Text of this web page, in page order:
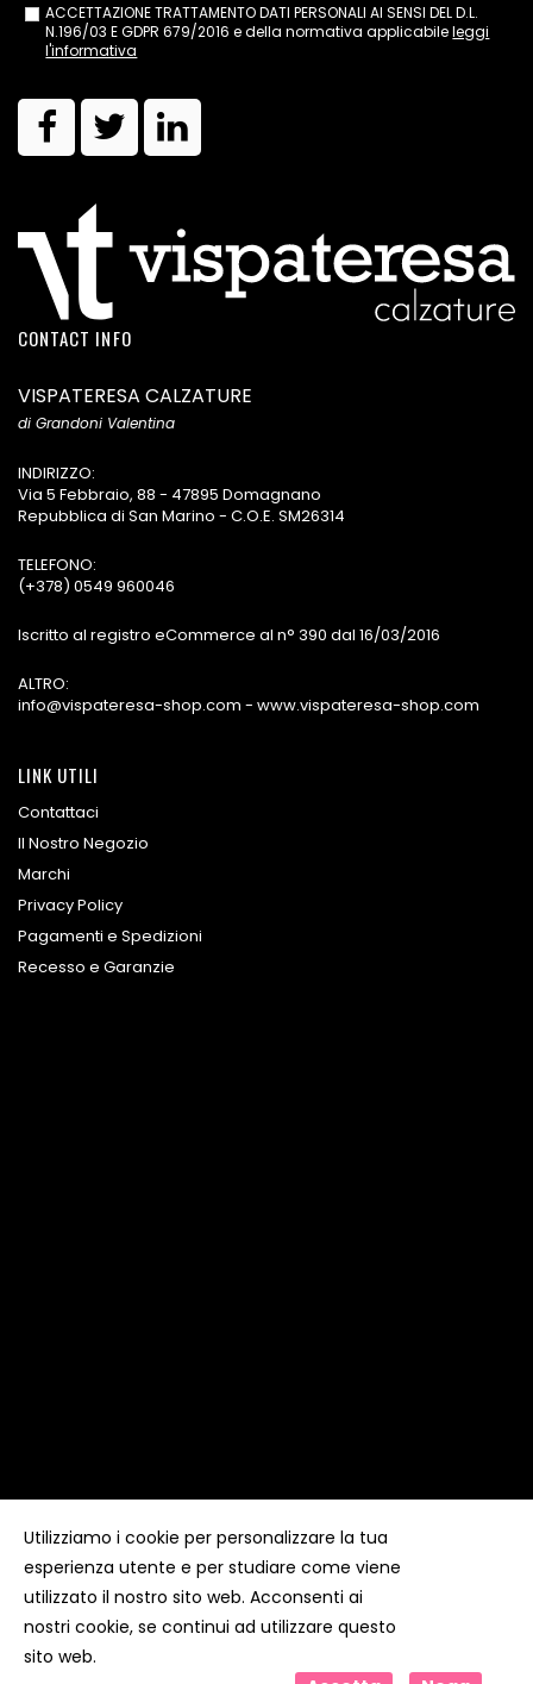
ACCETTAZIONE TRATTAMENTO DATI PERSONALI AI SENSI DEL D.L.
N.196/03 E GDPR 679/2016 e della normativa applicabileleggi
l'informativa
CONTACT INFO
VISPATERESA CALZATURE
di Grandoni Valentina
INDIRIZZO:
Via 5 Febbraio, 88 - 47895 Domagnano
Repubblica di San Marino - C.O.E. SM26314
TELEFONO:
(+378) 0549 960046
Iscritto al registro eCommerce al n° 390 dal 16/03/2016
ALTRO:
info@vispateresa-shop.com - www.vispateresa-shop.com
LINK UTILI
Contattaci
Il Nostro Negozio
Marchi
Privacy Policy
Pagamenti e Spedizioni
Recesso e Garanzie
Copyright ©Kyuubi Cloud SolutionbySTUDIO
diritti riservati
Utilizziamo i cookie per personalizzare la tua
esperienza utente e per studiare come viene
utilizzato il nostro sito web. Acconsenti ai
nostri cookie, se continui ad utilizzare questo
sito web.